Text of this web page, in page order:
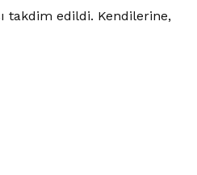
takdim edildi. Kendilerine,